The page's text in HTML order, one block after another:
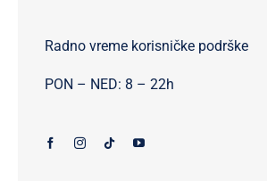
Radno vreme korisničke podrške
PON – NED: 8 – 22h